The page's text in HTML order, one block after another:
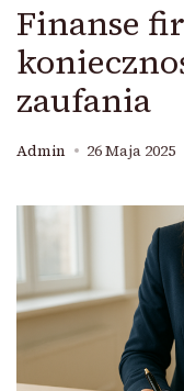
Finanse
zaufania
Admin 26 Maja 2025